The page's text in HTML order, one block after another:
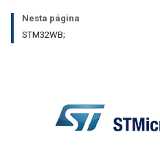
Nesta página
STM32WB;